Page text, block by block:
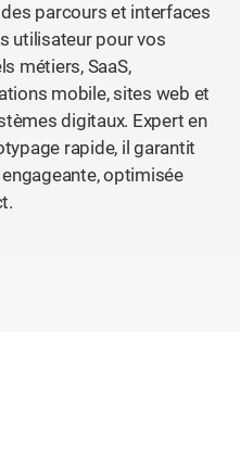
des parcours et interfaces
utilisateur pour vos
métiers, SaaS,
mobile, sites web et
digitaux. Expert en
rapide, il garantit
optimisée